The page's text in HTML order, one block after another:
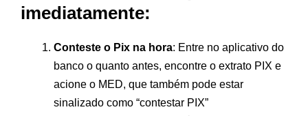
imediatamente:
Conteste o Pix na hora: Entre no aplicativo do
banco o quanto antes, encontre o extrato PIX e
acione o MED, que também pode estar
sinalizado como “contestar PIX”